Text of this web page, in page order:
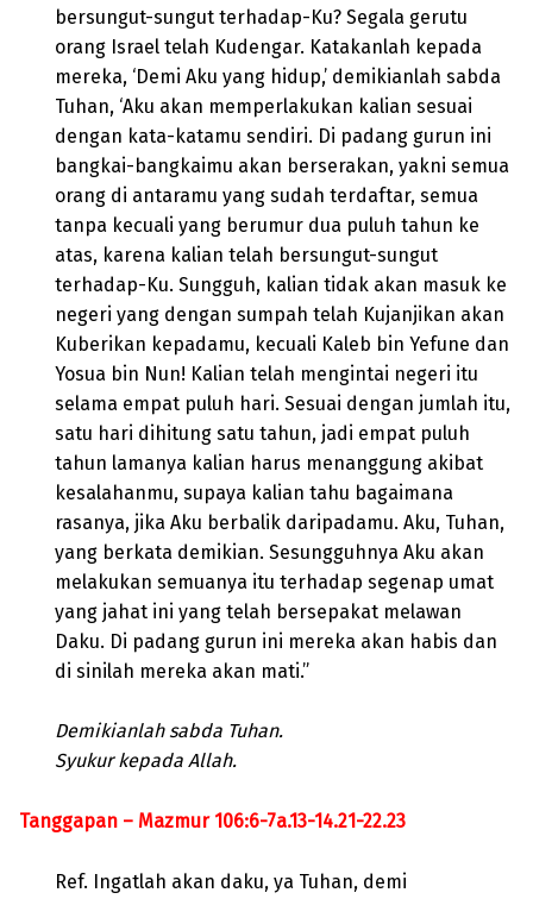
bersungut-sungut terhadap-Ku? Segala gerutu
orang Israel telah Kudengar. Katakanlah kepada
mereka, ‘Demi Aku yang hidup,’ demikianlah sabda
Tuhan, ‘Aku akan memperlakukan kalian sesuai
dengan kata-katamu sendiri. Di padang gurun ini
bangkai-bangkaimu akan berserakan, yakni semua
orang di antaramu yang sudah terdaftar, semua
tanpa kecuali yang berumur dua puluh tahun ke
atas, karena kalian telah bersungut-sungut
terhadap-Ku. Sungguh, kalian tidak akan masuk ke
negeri yang dengan sumpah telah Kujanjikan akan
Kuberikan kepadamu, kecuali Kaleb bin Yefune dan
Yosua bin Nun! Kalian telah mengintai negeri itu
selama empat puluh hari. Sesuai dengan jumlah itu,
satu hari dihitung satu tahun, jadi empat puluh
tahun lamanya kalian harus menanggung akibat
kesalahanmu, supaya kalian tahu bagaimana
rasanya, jika Aku berbalik daripadamu. Aku, Tuhan,
yang berkata demikian. Sesungguhnya Aku akan
melakukan semuanya itu terhadap segenap umat
yang jahat ini yang telah bersepakat melawan
Daku. Di padang gurun ini mereka akan habis dan
di sinilah mereka akan mati.”
Demikianlah sabda Tuhan.
Syukur kepada Allah.
Tanggapan – Mazmur 106:6-7a.13-14.21-22.23
Ref. Ingatlah akan daku, ya Tuhan, demi